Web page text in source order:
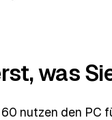
was
nutzen den PC